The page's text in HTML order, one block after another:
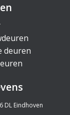
deuren
DL Eindhoven